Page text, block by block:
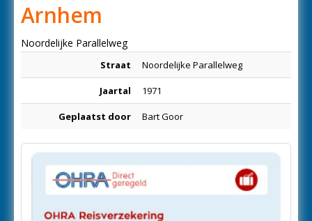
Arnhem
Noordelijke Parallelweg
Straat Noordelijke Parallelweg
Jaartal 1971
Geplaatst door Bart Goor